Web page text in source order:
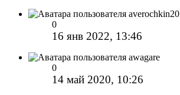
averochkin20
0
16 янв 2022, 13:46
awagare
0
14 май 2020, 10:26